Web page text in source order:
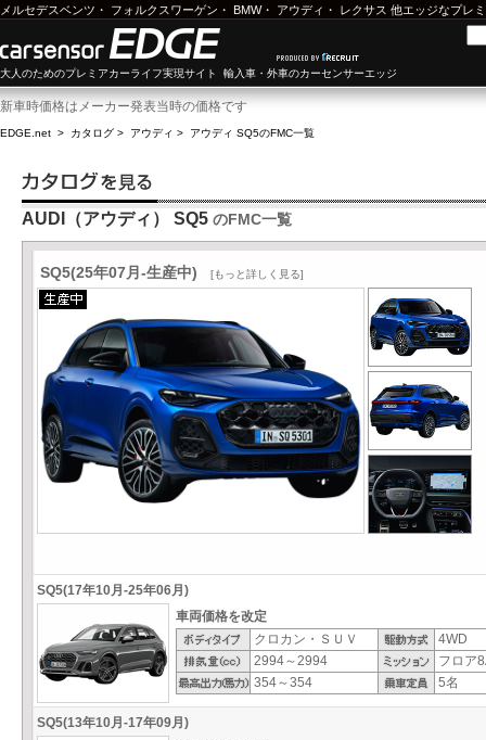
メルセデスベンツ ・ フォルクスワーゲン ・ BMW・ アウディ ・ レクサス 他エッジなプレ
大人のためのプレミアカーライフ実現サイト 輸入車・外車のカーセンサーエッジ
新車時価格はメーカー発表当時の価格です
EDGE.net > カタログ > アウディ > アウディ SQ5のFMC一覧
AUDI（アウディ） SQ5 のFMC一覧
SQ5(25年07月-生産中) [もっと詳しく見る]
SQ5(17年10月-25年06月)
車両価格を改定
クロカン・ＳＵＶ
4WD
2994～2994
フロア
354～354
5名
SQ5(13年10月-17年09月)